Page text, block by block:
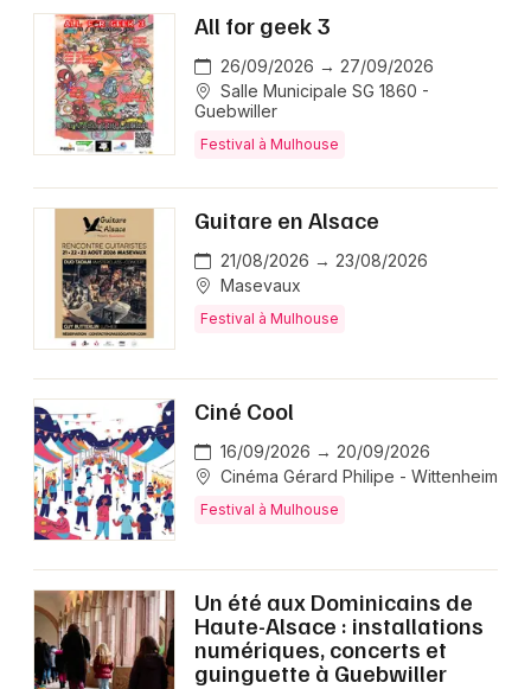
All for geek 3
26/09/2026 → 27/09/2026
Salle Municipale SG 1860 -
Guebwiller
Festival à Mulhouse
Guitare en Alsace
21/08/2026 → 23/08/2026
Masevaux
Festival à Mulhouse
Ciné Cool
16/09/2026 → 20/09/2026
Cinéma Gérard Philipe - Wittenheim
Festival à Mulhouse
Un été aux Dominicains de
Haute-Alsace : installations
numériques, concerts et
guinguette à Guebwiller